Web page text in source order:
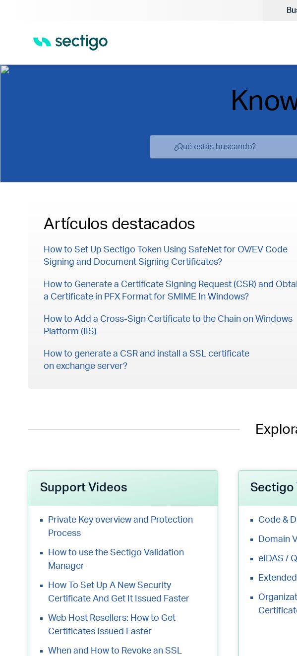
Artículos destacados
How to Set Up Sectigo Token Using SafeNet for OV/EV Code
Signing and Document Signing Certificates?
How to Generate a Certificate Signing Request (CSR) and
a Certificate in PFX Format for SMIME In Windows?
How to Add a Cross-Sign Certificate to the Chain on Windows
Platform (IIS)
How to generate a CSR and install a SSL certificate
on exchange server?
Support Videos
Private Key overview and Protection
Process
How to use the Sectigo Validation
Manager
How To Set Up A New Security
Certificate And Get It Issued Faster
Web Host Resellers: How to Get
Certificates Issued Faster
When and How to Revoke an SSL
Sectigo
Code &
Domain
eIDAS /